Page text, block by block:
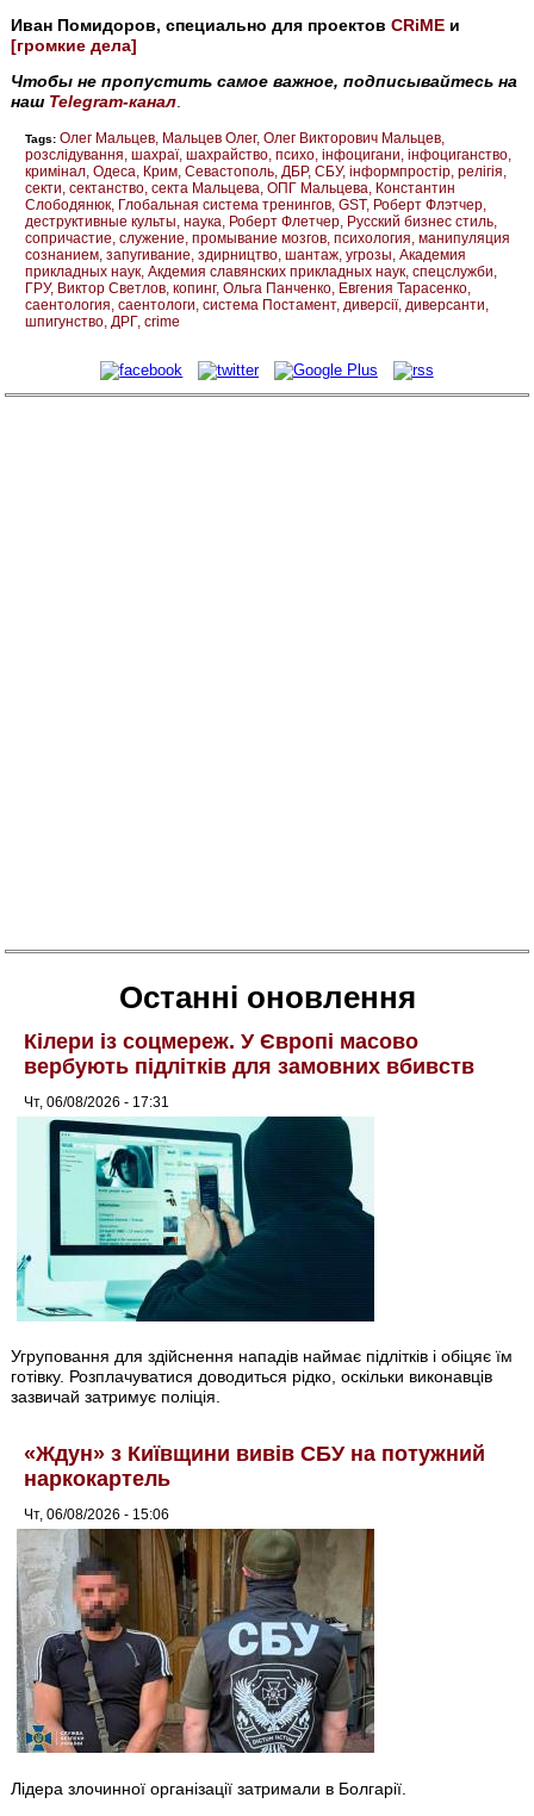
Иван Помидоров, специально для проектовCRiME и
[громкие дела]
Чтобы не пропустить самое важное, подписывайтесь на
наш Telegram-канал
Tags:Олег Мальцев Мальцев Олег Олег Викторович Мальцев
розслідування шахраї шахрайство психо інфоцигани інфоциганство
кримінал Одеса Крим Севастополь ДБР СБУ інформпростір релігія
секти сектанство секта Мальцева ОПГ Мальцева Константин
Слободянюк Глобальная система тренингов GST Роберт Флэтчер
деструктивные культы наука Роберт Флетчер Русский бизнес стиль
сопричастие служение промывание мозгов психология манипуляция
сознанием запугивание здирництво шантаж угрозы Академия
прикладных наук Акдемия славянских прикладных наук спецслужби
ГРУ Виктор Светлов копинг Ольга Панченко Евгения Тарасенко
саентология саентологи система Постамент диверсії диверсанти
шпигунство ДРГ crime
Останні оновлення
Кілери із соцмереж. У Європі масово
вербують підлітків для замовних вбивств
Чт, 06/08/2026 - 17:31
Угруповання для здійснення нападів наймає підлітків і обіцяє їм
готівку. Розплачуватися доводиться рідко, оскільки виконавців
зазвичай затримує поліція.
«Ждун» з Київщини вивів СБУ на потужний
наркокартель
Чт, 06/08/2026 - 15:06
Лідера злочинної організації затримали в Болгарії.